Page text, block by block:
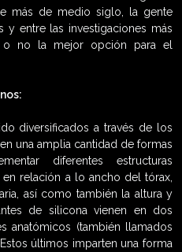
más de medio siglo, la gente
y entre las investigaciones más
no la mejor opción para el
diversificados a través de los
una amplia cantidad de formas
diferentes estructuras
relación a lo ancho del tórax,
así como también la altura y
de silicona vienen en dos
anatómicos (también llamados
últimos imparten una forma